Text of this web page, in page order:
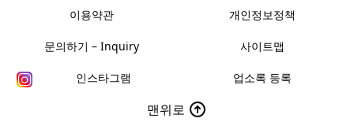
이용약관 개인정보정책
문의하기 – Inquiry 사이트맵
인스타그램 업소록 등록
맨위로